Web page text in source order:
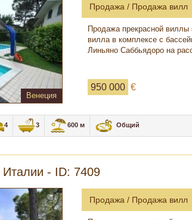
Венеция
Продажа / Продажа вилл
Продажа прекрасной виллы
вилла в комплексе с
Линьяно Саббьядоро на
950 000 €
4 3 600 м Общий
- ID: 7409
Продажа / Продажа вилл